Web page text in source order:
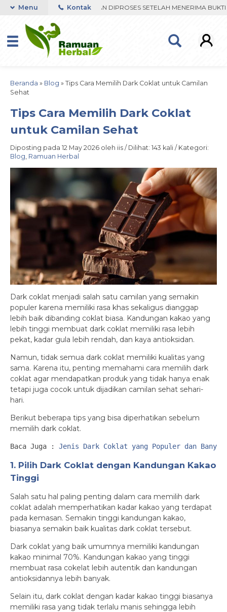
WHATSAPP. PENGIRIMAN DIPROSES SETELAH MENERIMA BUKTI
Menu Kontak
Beranda » Blog » Tips Cara Memilih Dark Coklat untuk Camilan
Sehat
Tips Cara Memilih Dark Coklat
untuk Camilan Sehat
Diposting pada 12 May 2026 oleh iis / Dilihat: 143 kali / Kategori:
Blog, Ramuan Herbal
Dark coklat menjadi salah satu camilan yang semakin
populer karena memiliki rasa khas sekaligus dianggap
lebih baik dibanding coklat biasa. Kandungan kakao yang
lebih tinggi membuat dark coklat memiliki rasa lebih
pekat, kadar gula lebih rendah, dan kaya antioksidan.
Namun, tidak semua dark coklat memiliki kualitas yang
sama. Karena itu, penting memahami cara memilih dark
coklat agar mendapatkan produk yang tidak hanya enak
tetapi juga cocok untuk dijadikan camilan sehat sehari-
hari.
Berikut beberapa tips yang bisa diperhatikan sebelum
memilih dark coklat.
Baca Juga : Jenis Dark Coklat yang Populer dan
1. Pilih Dark Coklat dengan Kandungan Kakao
Tinggi
Salah satu hal paling penting dalam cara memilih dark
coklat adalah memperhatikan kadar kakao yang terdapat
pada kemasan. Semakin tinggi kandungan kakao,
biasanya semakin baik kualitas dark coklat tersebut.
Dark coklat yang baik umumnya memiliki kandungan
kakao minimal 70%. Kandungan kakao yang tinggi
membuat rasa cokelat lebih autentik dan kandungan
antioksidannya lebih banyak.
Selain itu, dark coklat dengan kadar kakao tinggi biasanya
memiliki rasa yang tidak terlalu manis sehingga lebih